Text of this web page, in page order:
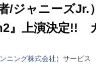
/ジャニーズ
』上演決定!!
ニング株式会社） サービス